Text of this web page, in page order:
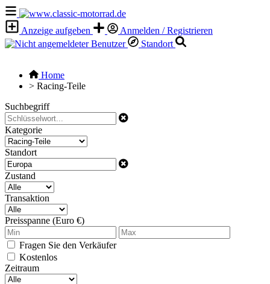
Anzeige aufgeben
Anmelden / Registrieren
Standort
Home
> Racing-Teile
Suchbegriff
Kategorie
Standort
Zustand
Transaktion
Preisspanne (Euro €)
Fragen Sie den Verkäufer
Kostenlos
Zeitraum